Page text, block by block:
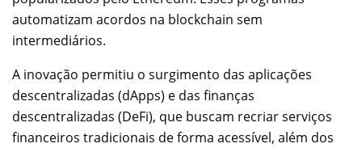
automatizam acordos na blockchain sem
intermediários.
A inovação permitiu o surgimento das aplicações
descentralizadas (dApps) e das finanças
descentralizadas (DeFi), que buscam recriar serviços
financeiros tradicionais de forma acessível, além dos